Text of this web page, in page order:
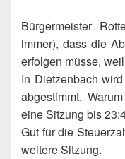
Bürgermeister
immer), dass die
erfolgen müsse,
In Dietzenbach
abgestimmt.
eine Sitzung bis
Gut für die
weitere Sitzung.